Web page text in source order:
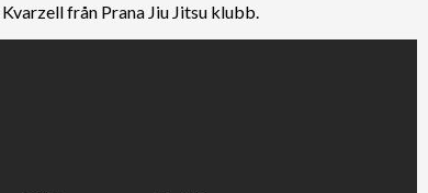
från Prana Jiu Jitsu klubb.